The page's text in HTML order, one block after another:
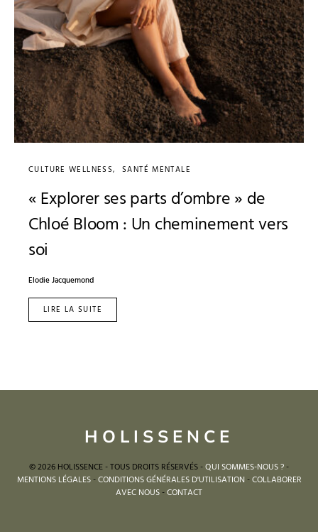
CULTURE WELLNESS SANTÉ MENTALE
« Explorer ses parts d’ombre » de
Chloé Bloom : Un cheminement vers
soi
Elodie Jacquemond
LIRE LA SUITE
HOLISSENCE
© 2026 HOLISSENCE - TOUS DROITS RÉSERVÉS -QUI SOMMES-NOUS ?-
MENTIONS LÉGALES-CONDITIONS GÉNÉRALES D'UTILISATION-COLLABORER
AVEC NOUS-CONTACT